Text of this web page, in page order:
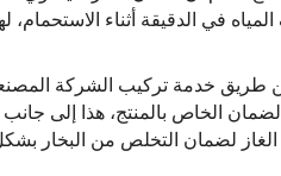
في الدقيقة أثناء الاستحمام،
الغاز لضمان التخلص من البخار